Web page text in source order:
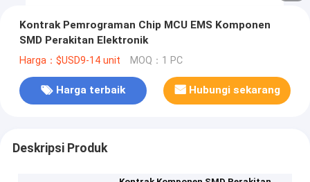
Kontrak Pemrograman Chip MCU EMS Komponen
SMD Perakitan Elektronik
Harga：$USD9-14 unit MOQ：1 PC
Harga terbaik Hubungi sekarang
Deskripsi Produk